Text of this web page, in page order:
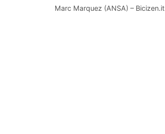
Marc Marquez (ANSA) – Bicizen.it